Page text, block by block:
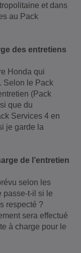
et dans
au Pack
des entretiens
Honda qui
Selon le Pack
(Pack
que du
Services 4 en
je garde la
de l’entretien
selon les
passe-t-il si le
respecté ?
sera effectué
à charge pour le